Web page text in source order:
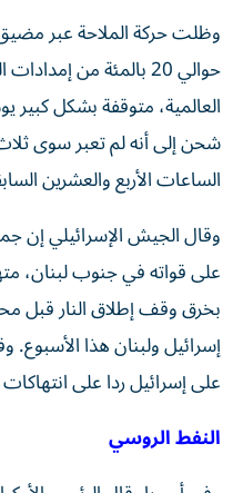
وظلت حركة الملاحة عبر
حوالي 20 بالمئة من
العالمية، متوقفة بشكل كبير
شحن إلى أنه لم تعبر سوى
الساعات الأربع والعشرين
وقال الجيش الإسرائيلي إن
على قواته في جنوب لبنان،
بخرق وقف إطلاق النار قبل
إسرائيل ولبنان هذا
على إسرائيل ردا على
النفط الروسي